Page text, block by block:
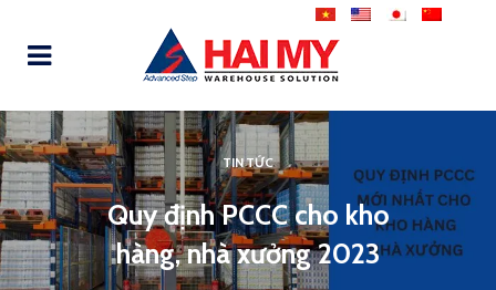
TIN TỨC
Quy định PCCC cho kho
hàng, nhà xưởng 2023